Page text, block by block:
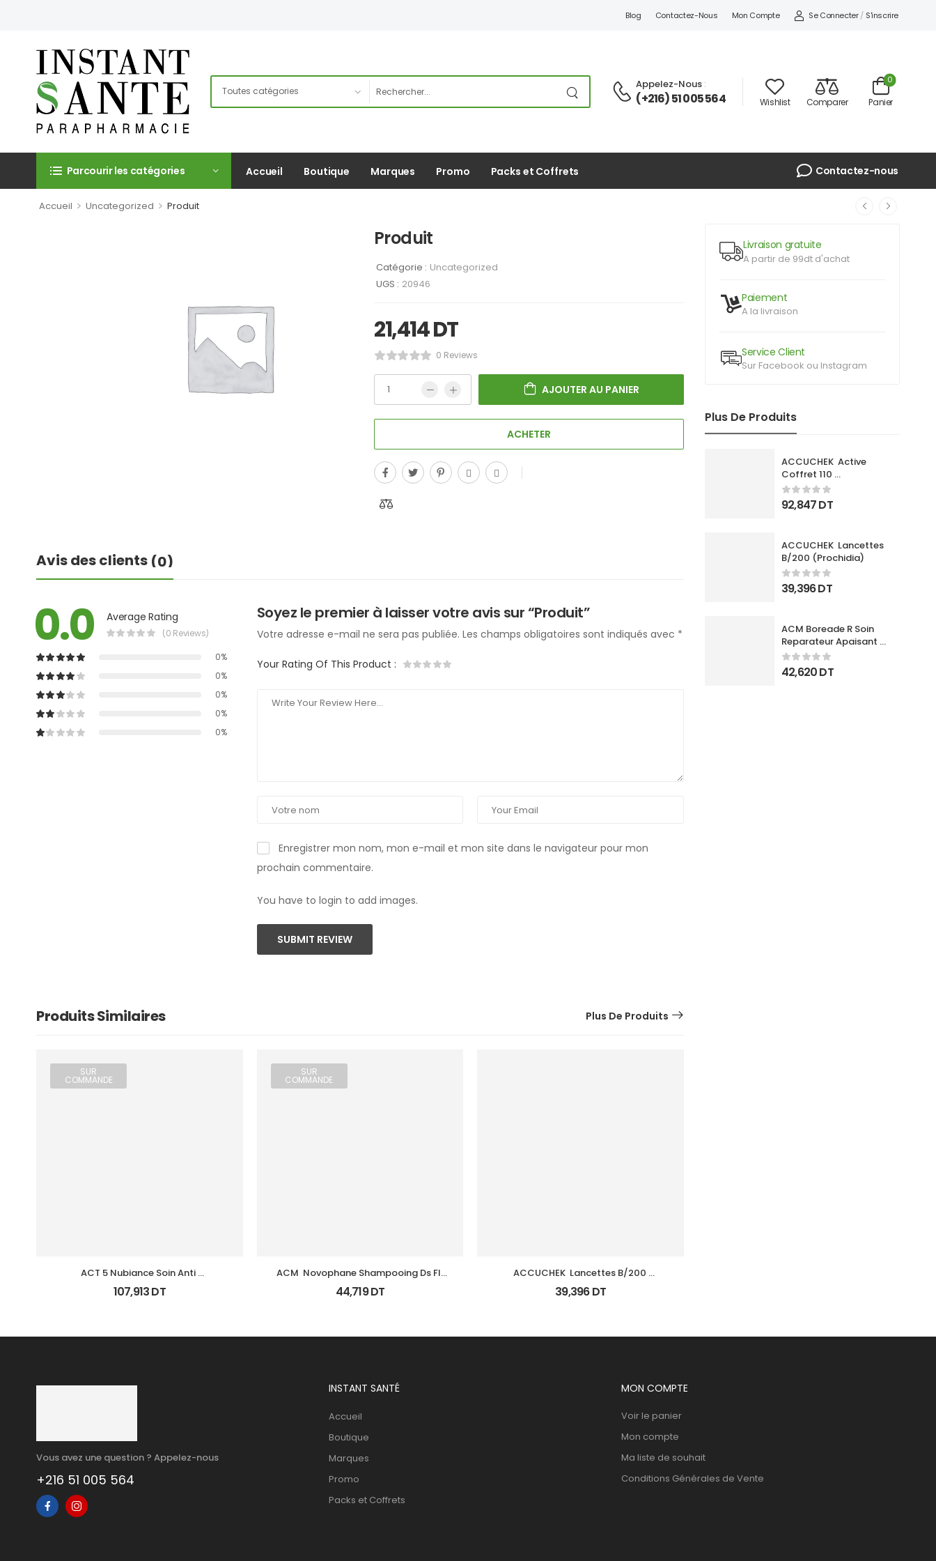
Blog Contactez-Nous Mon Compte Se Connecter / S'inscrire
Appelez-Nous :
(+216) 51 005 564 Wishlist Comparer Panier
0
Parcourir les catégories Accueil Boutique Marques Promo Packs et Coffrets Contactez-nous
Accueil > Uncategorized > Produit
Livraison gratuite
A partir de 99dt d'achat
Paiement
A la livraison
Service Client
Sur Facebook ou Instagram
Plus De Produits
ACCUCHEK  Active
Coffret 110
Bandlettes+Appareil
92,847DT
ACCUCHEK  Lancettes
B/200 (Prochidia)
39,396DT
ACM Boreade R Soin
Reparateur Apaisant
40Ml
42,620DT
Produit
Catégorie : Uncategorized
UGS : 20946
21,414DT
0 Reviews
AJOUTER AU PANIER
ACHETER
Avis des clients (0)
0.0 Average Rating
(0 Reviews)
0%
0%
0%
0%
0%
Soyez le premier à laisser votre avis sur “Produit”
Votre adresse e-mail ne sera pas publiée. Les champs obligatoires sont indiqués avec *
Your Rating Of This Product :
Enregistrer mon nom, mon e-mail et mon site dans le navigateur pour mon
prochain commentaire.
You have to login to add images.
SUBMIT REVIEW
Produits Similaires Plus De Produits
SUR
COMMANDE
ACT 5 Nubiance Soin Anti
Imperfections 30Ml
107,913DT
SUR
COMMANDE
ACM  Novophane Shampooing Ds Fl
125Ml
44,719DT
ACCUCHEK  Lancettes B/200
(Prochidia)
39,396DT
Vous avez une question ? Appelez-nous
+216 51 005 564
INSTANT SANTÉ
Accueil
Boutique
Marques
Promo
Packs et Coffrets
MON COMPTE
Voir le panier
Mon compte
Ma liste de souhait
Conditions Générales de Vente